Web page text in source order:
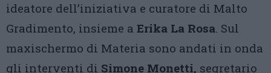
ideatore dell’iniziativa e curatore di Malto
Gradimento, insieme a Erika La Rosa. Sul
maxischermo di Materia sono andati in onda
gli interventi di Simone Monetti, segretario